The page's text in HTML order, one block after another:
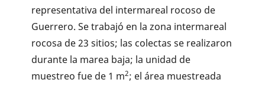
representativa del intermareal rocoso de
Guerrero. Se trabajó en la zona intermareal
rocosa de 23 sitios; las colectas se realizaron
durante la marea baja; la unidad de
muestreo fue de 1 m2; el área muestreada